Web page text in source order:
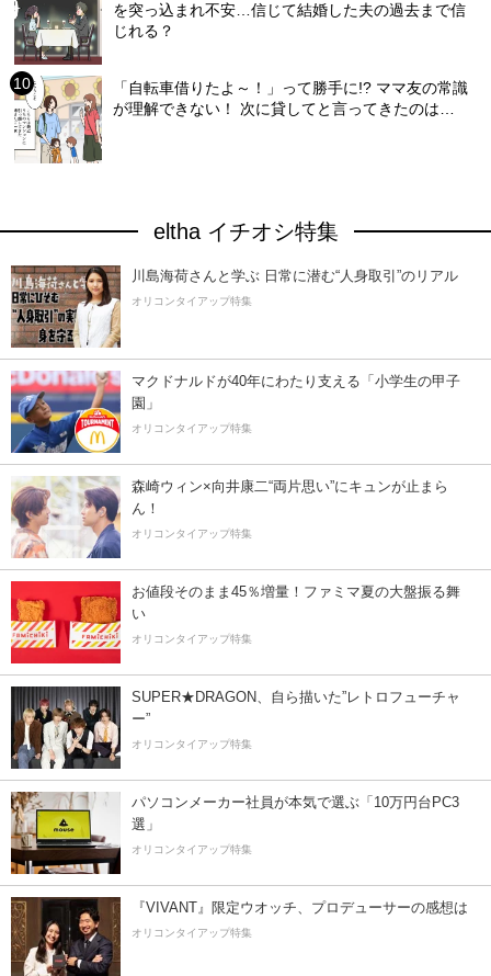
を突っ込まれ不安…信じて結婚した夫の過去まで信
じれる？
「自転車借りたよ～！」って勝手に!? ママ友の常識
が理解できない！ 次に貸してと言ってきたのは…
eltha イチオシ特集
川島海荷さんと学ぶ 日常に潜む“人身取引”のリアル
オリコンタイアップ特集
マクドナルドが40年にわたり支える「小学生の甲子
園」
オリコンタイアップ特集
森崎ウィン×向井康二“両片思い”にキュンが止まら
ん！
オリコンタイアップ特集
お値段そのまま45％増量！ファミマ夏の大盤振る舞
い
オリコンタイアップ特集
SUPER★DRAGON、自ら描いた”レトロフューチャ
ー”
オリコンタイアップ特集
パソコンメーカー社員が本気で選ぶ「10万円台PC3
選」
オリコンタイアップ特集
『VIVANT』限定ウオッチ、プロデューサーの感想は
オリコンタイアップ特集